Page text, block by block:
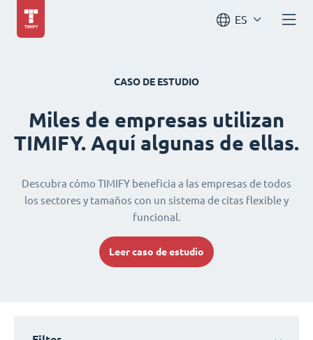
ES
CASO DE ESTUDIO
Miles de empresas utilizan
TIMIFY. Aquí algunas de ellas.
Descubra cómo TIMIFY beneficia a las empresas de todos
los sectores y tamaños con un sistema de citas flexible y
funcional.
Leer caso de estudio